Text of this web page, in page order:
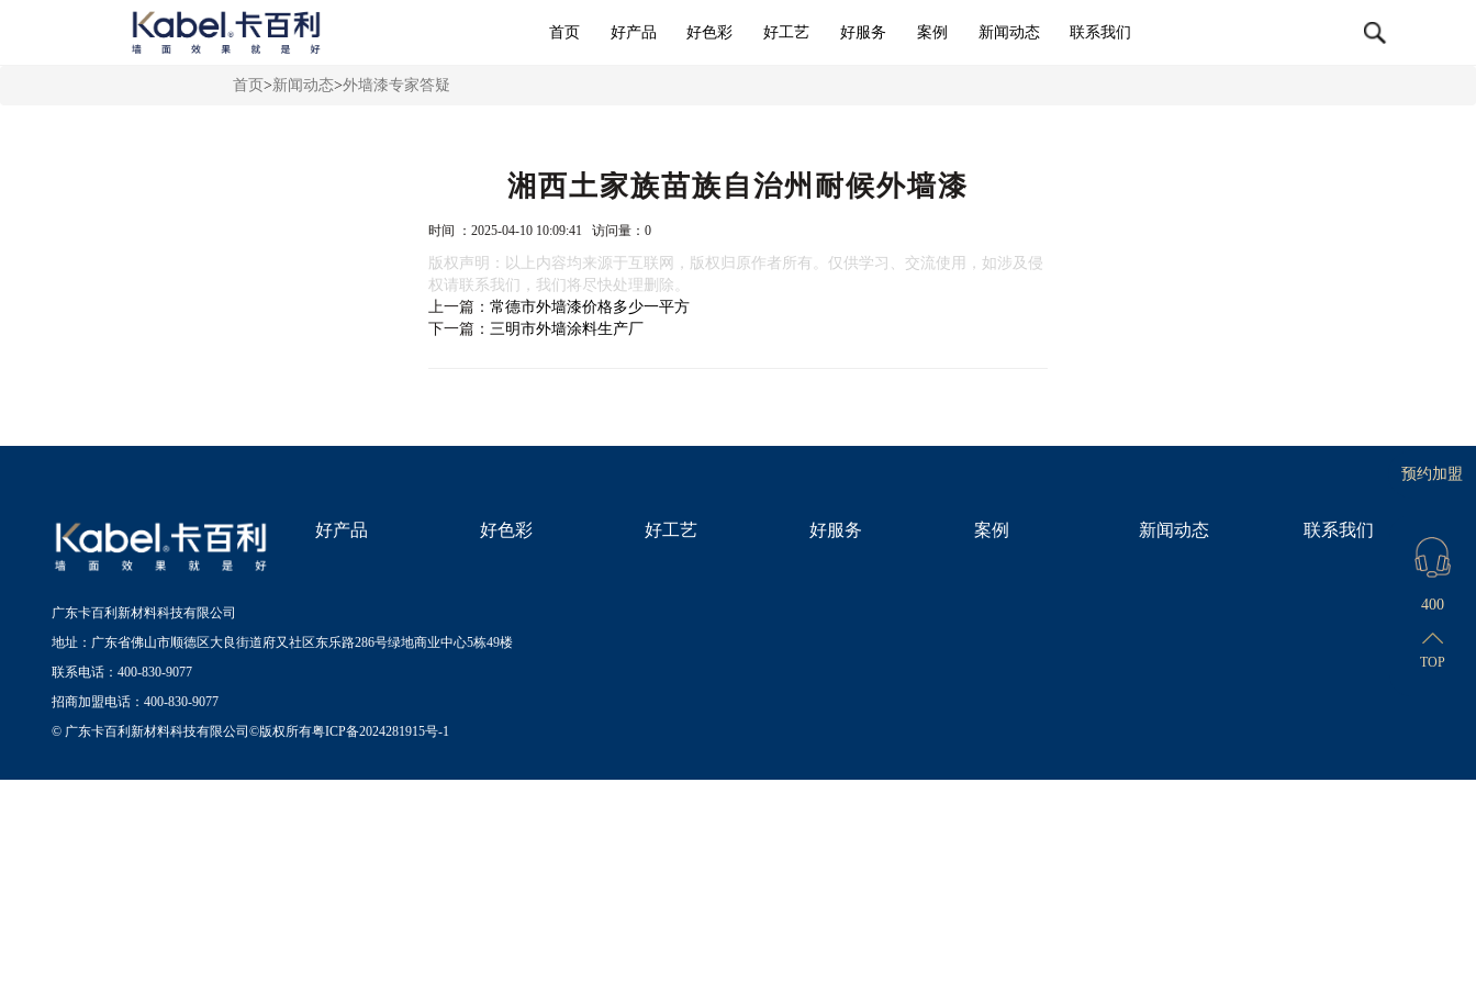
首页 好产品 好色彩 好工艺 好服务 案例 新闻动态 联系我们
首页 >新闻动态>外墙漆专家答疑
湘西土家族苗族自治州耐候外墙漆
时间 ：2025-04-10 10:09:41 访问量：0
版权声明：以上内容均来源于互联网，版权归原作者所有。仅供学习、交流使用，如涉及侵
权请联系我们，我们将尽快处理删除。
上一篇：常德市外墙漆价格多少一平方
下一篇：三明市外墙涂料生产厂
预约加盟
400
TOP
好产品 好色彩 好工艺 好服务 案例 新闻动态 联系我们
广东卡百利新材料科技有限公司
地址：广东省佛山市顺德区大良街道府又社区东乐路286号绿地商业中心5栋49楼
联系电话：400-830-9077
招商加盟电话：400-830-9077
© 广东卡百利新材料科技有限公司©版权所有粤ICP备2024281915号-1